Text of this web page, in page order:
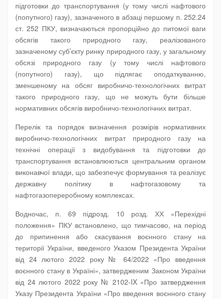
підготовки до транспортування (у тому числі нафтового
(попутного) газу), зазначеного в абзаці першому п. 252.24
ст. 252 ПКУ, визначаються пропорційно до питомої ваги
обсягів такого природного газу, реалізованого
зазначеному суб’єкту ринку природного газу, у загальному
обсязі природного газу (у тому числі нафтового
(попутного) газу), що підлягає оподаткуванню,
зменшеному на обсяг виробничо-технологічних витрат
такого природного газу, що не можуть бути більше
нормативних обсягів виробничо-технологічних витрат.
Перелік та порядок визначення розмірів нормативних
виробничо-технологічних витрат природного газу на
технічні операції з видобування та підготовки до
транспортування встановлюються центральним органом
виконавчої влади, що забезпечує формування та реалізує
державну політику в нафтогазовому та
нафтогазопереробному комплексах.
Водночас, п. 69 підрозд. 10 розд. ХХ «Перехідні
положення» ПКУ встановлено, що тимчасово, на період
до припинення або скасування воєнного стану на
території України, введеного Указом Президента України
від 24 лютого 2022 року № 64/2022 «Про введення
воєнного стану в Україні», затвердженим Законом України
від 24 лютого 2022 року № 2102-IX «Про затвердження
Указу Президента України «Про введення воєнного стану